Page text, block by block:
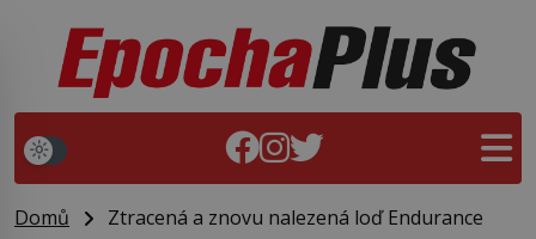
Domů Ztracená a znovu nalezená loď Endurance